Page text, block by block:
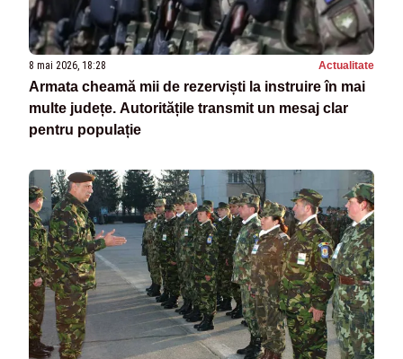
8 mai 2026, 18:28 Actualitate
Armata cheamă mii de rezerviști la instruire în mai
multe județe. Autoritățile transmit un mesaj clar
pentru populație